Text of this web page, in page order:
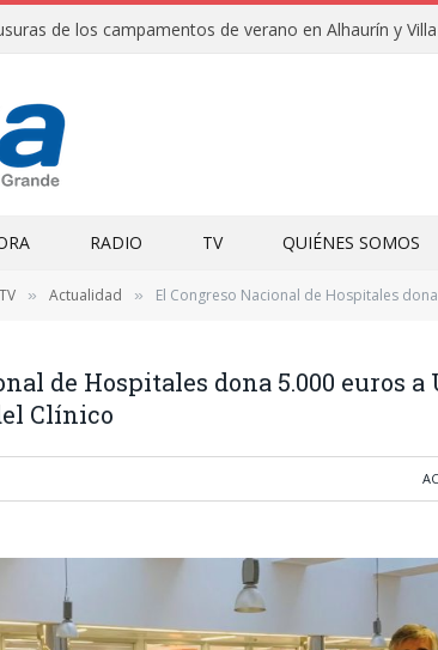
RADIO TV QUIÉNES SOMOS
» Actualidad » El Congreso Nacional de Hospitales
de Hospitales dona 5.000 euros a
Clínico